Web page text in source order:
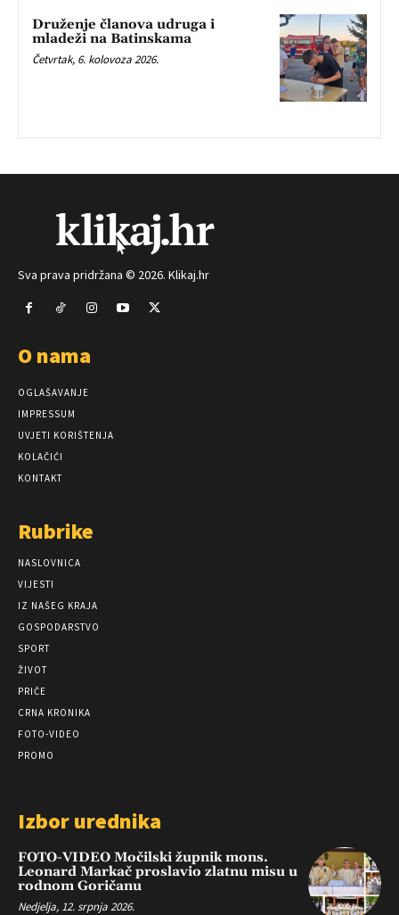
Druženje članova udruga i
mladeži na Batinskama
Četvrtak, 6. kolovoza 2026.
Sva prava pridržana © 2026. Klikaj.hr
O nama
OGLAŠAVANJE
IMPRESSUM
UVJETI KORIŠTENJA
KOLAČIĆI
KONTAKT
Rubrike
NASLOVNICA
VIJESTI
IZ NAŠEG KRAJA
GOSPODARSTVO
SPORT
ŽIVOT
PRIČE
CRNA KRONIKA
FOTO-VIDEO
PROMO
Izbor urednika
FOTO-VIDEO Močilski župnik mons.
Leonard Markač proslavio zlatnu misu u
rodnom Goričanu
Nedjelja, 12. srpnja 2026.